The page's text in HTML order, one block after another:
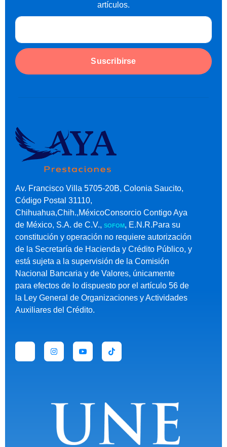
artículos.
Suscribirse
Av. Francisco Villa 5705-20B, Colonia Saucito,
Código Postal 31110,
Chihuahua,Chih.,MéxicoConsorcio Contigo Aya
de México, S.A. de C.V., SOFOM, E.N.R.Para su
constitución y operación no requiere autorización
de la Secretaría de Hacienda y Crédito Público, y
está sujeta a la supervisión de la Comisión
Nacional Bancaria y de Valores, únicamente
para efectos de lo dispuesto por el artículo 56 de
la Ley General de Organizaciones y Actividades
Auxiliares del Crédito.